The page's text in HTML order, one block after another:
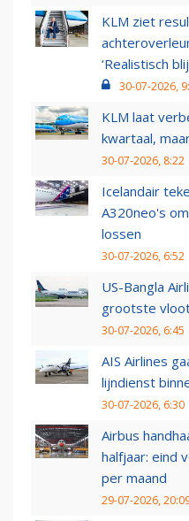
KLM ziet
‘Realistisch
30-07-2026,
KLM laat
kwartaal,
30-07-2026, 8:22
Icelandair
A320neo's
lossen
30-07-2026, 6:52
US-Bangla
grootste
30-07-2026, 6:45
AIS Airlines
lijndienst
30-07-2026, 6:30
Airbus
halfjaar: eind
per maand
29-07-2026,